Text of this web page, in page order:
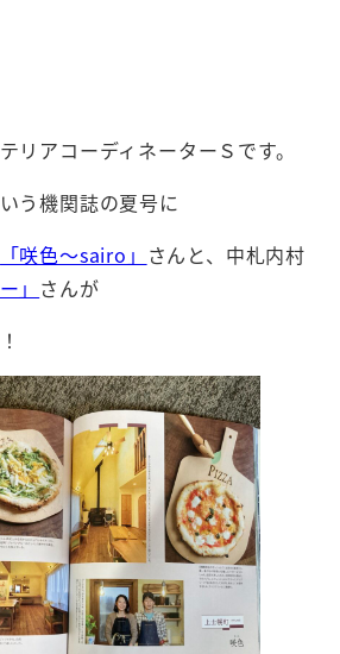
リアコーディネーターＳです。
う機関誌の夏号に
「咲色～sairo」 さんと、中札内村
」 さんが